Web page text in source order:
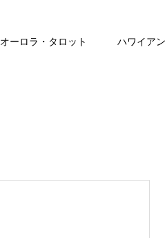
オーロラ・タロット ハワイア